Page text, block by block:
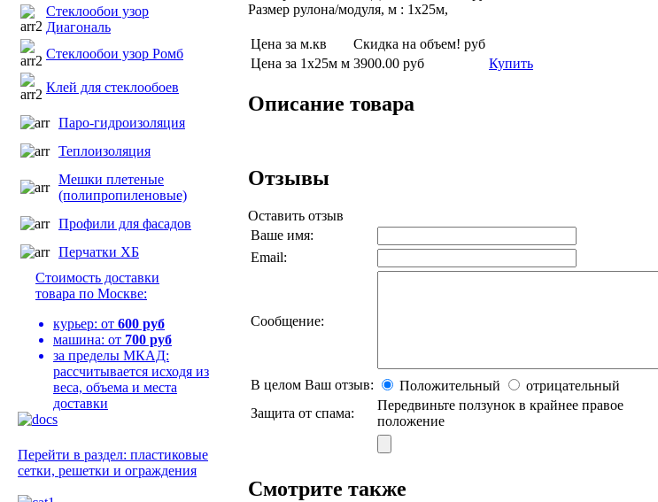
Стеклообои узор
Диагональ
Стеклообои узор Ромб
Клей для стеклообоев
Паро-гидроизоляция
Теплоизоляция
Мешки плетеные
(полипропиленовые)
Профили для фасадов
Перчатки ХБ
Стоимость доставки
товара по Москве:
курьер: от 600 руб
машина: от 700 руб
за пределы МКАД:
рассчитывается исходя из
веса, объема и места
доставки
Перейти в раздел: пластиковые
сетки, решетки и ограждения
Размер рулона/модуля, м : 1х25м,
Цена за м.кв Скидка на объем! руб
Цена за 1х25м м 3900.00 руб Купить
Описание товара
Отзывы
Оставить отзыв
Ваше имя:
Email:
Сообщение:
В целом Ваш отзыв: Положительный
отрицательный
Защита от спама:
Передвиньте ползунок в крайнее правое
положение
Смотрите также